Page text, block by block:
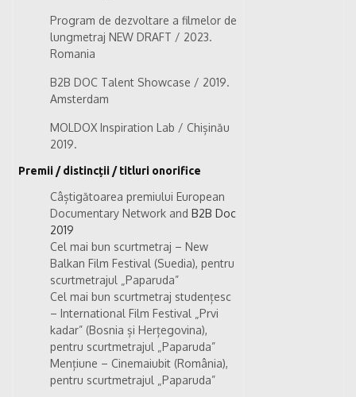
Program de dezvoltare a filmelor de
lungmetraj NEW DRAFT / 2023.
Romania
B2B DOC Talent Showcase / 2019.
Amsterdam
MOLDOX Inspiration Lab / Chișinău
2019.
Premii / distincții / titluri onorifice
Câștigătoarea premiului European
Documentary Network and B2B Doc
2019
Cel mai bun scurtmetraj – New
Balkan Film Festival (Suedia), pentru
scurtmetrajul „Paparuda”
Cel mai bun scurtmetraj studențesc
– International Film Festival „Prvi
kadar” (Bosnia și Herțegovina),
pentru scurtmetrajul „Paparuda”
Mențiune – Cinemaiubit (România),
pentru scurtmetrajul „Paparuda”